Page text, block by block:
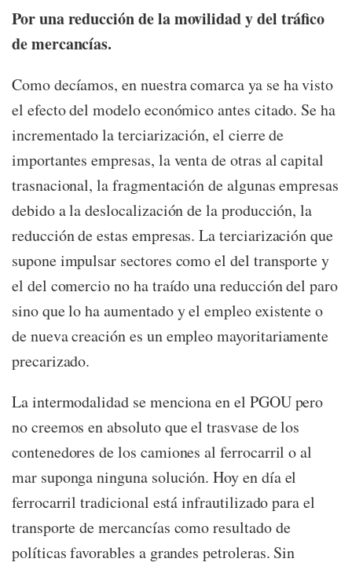
Por una reducción de la movilidad y del tráfico
de mercancías.
Como decíamos, en nuestra comarca ya se ha visto
el efecto del modelo económico antes citado. Se ha
incrementado la terciarización, el cierre de
importantes empresas, la venta de otras al capital
trasnacional, la fragmentación de algunas empresas
debido a la deslocalización de la producción, la
reducción de estas empresas. La terciarización que
supone impulsar sectores como el del transporte y
el del comercio no ha traído una reducción del paro
sino que lo ha aumentado y el empleo existente o
de nueva creación es un empleo mayoritariamente
precarizado.
La intermodalidad se menciona en el PGOU pero
no creemos en absoluto que el trasvase de los
contenedores de los camiones al ferrocarril o al
mar suponga ninguna solución. Hoy en día el
ferrocarril tradicional está infrautilizado para el
transporte de mercancías como resultado de
políticas favorables a grandes petroleras. Sin